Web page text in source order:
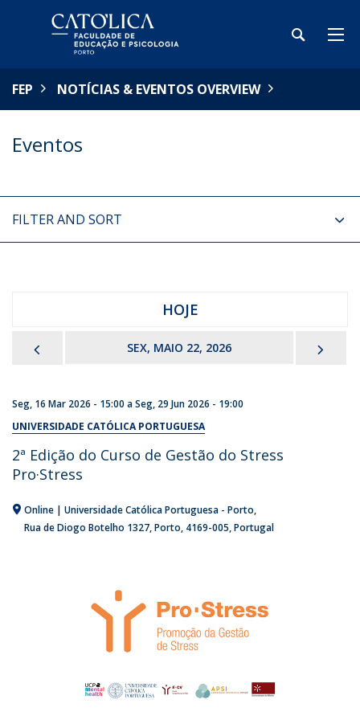
FEP NOTÍCIAS & EVENTOS OVERVIEW
Eventos
FILTER AND SORT
HOJE
SEX, MAIO 22, 2026
Seg, 16 Mar 2026 - 15:00 aSeg, 29 Jun 2026 - 19:00
UNIVERSIDADE CATÓLICA PORTUGUESA
2ª Edição do Curso de Gestão do Stress
Pro·Stress
Online | Universidade Católica Portuguesa - Porto
Rua de Diogo Botelho 1327 Porto 4169-005 Portugal